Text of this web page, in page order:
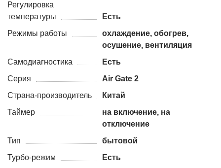
Регулировка
температуры
Есть
Режимы работы
охлаждение, обогрев,
осушение, вентиляция
Самодиагностика
Есть
Серия
Air Gate 2
Страна-производитель
Китай
Таймер
на включение, на
отключение
Тип
бытовой
Турбо-режим
Есть